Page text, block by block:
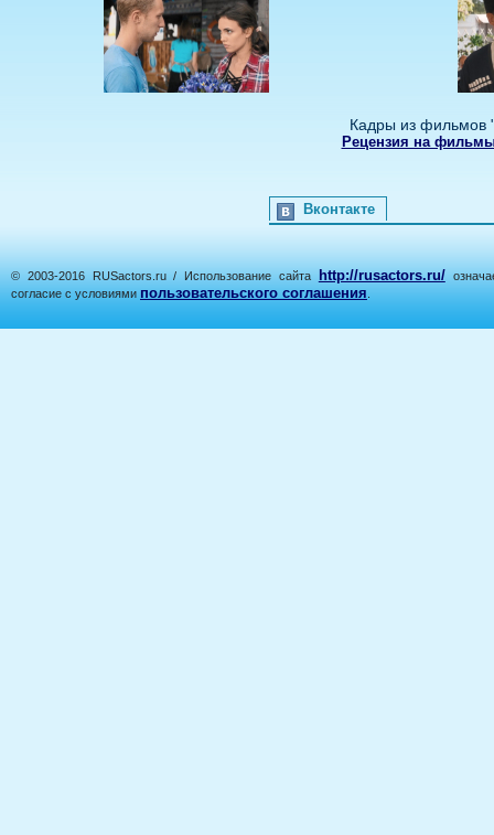
Кадры из фильмов
Рецензия на
Вконтакте
© 2003-2016 RUSactors.ru / Использование сайта http://rusactors.ru/
согласие с условиями пользовательского соглашения